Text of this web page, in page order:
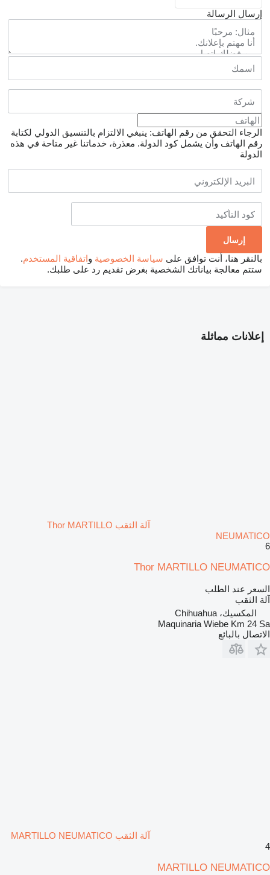
إرسال الرسالة
الرجاء التحقق من رقم الهاتف: ينبغي الالتزام بالتنسيق الدولي لكتابة
رقم الهاتف وأن يشمل كود الدولة. معذرة، خدماتنا غير متاحة في هذه
الدولة
بالنقر هنا، أنت توافق على سياسة الخصوصية واتفاقية المستخدم.
ستتم معالجة بياناتك الشخصية بغرض تقديم رد على طلبك.
إعلانات مماثلة
آلة الثقب Thor MARTILLO
NEUMATICO
6
Thor MARTILLO NEUMATICO
السعر عند الطلب
آلة الثقب
المكسيك، Chihuahua
Maquinaria Wiebe Km 24 Sa
الاتصال بالبائع
آلة الثقب MARTILLO NEUMATICO
4
MARTILLO NEUMATICO